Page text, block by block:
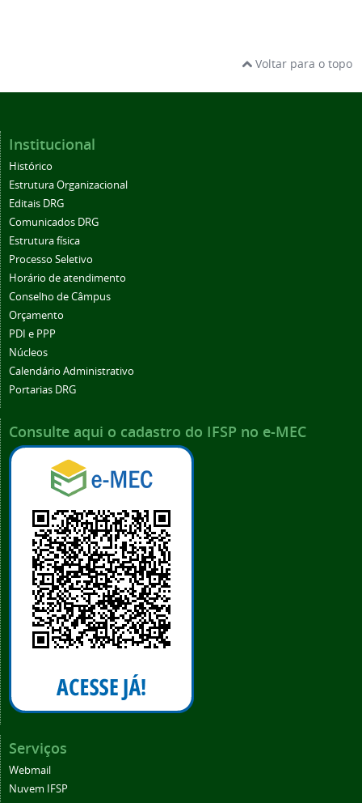
Voltar para o topo
Institucional
Histórico
Estrutura Organizacional
Editais DRG
Comunicados DRG
Estrutura física
Processo Seletivo
Horário de atendimento
Conselho de Câmpus
Orçamento
PDI e PPP
Núcleos
Calendário Administrativo
Portarias DRG
Consulte aqui o cadastro do IFSP no e-MEC
Serviços
Webmail
Nuvem IFSP